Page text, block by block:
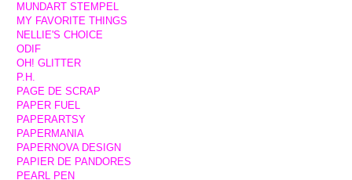
MUNDART STEMPEL
MY FAVORITE THINGS
NELLIE'S CHOICE
ODIF
OH! GLITTER
P.H.
PAGE DE SCRAP
PAPER FUEL
PAPERARTSY
PAPERMANIA
PAPERNOVA DESIGN
PAPIER DE PANDORES
PEARL PEN